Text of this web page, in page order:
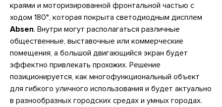
краями и моторизированной фронтальной частью с
ходом 180°, которая покрыта светодиодным дисплем
Absen. Внутри могут располагаться различные
общественные, выставочные или коммерческие
помещения, а большой двигающийся экран будет
эффектно привлекать прохожих. Решение
позиционируется, как многофункциональный объект
для гибкого уличного использования и будет актуально
в разнообразных городских средах и умных городах.